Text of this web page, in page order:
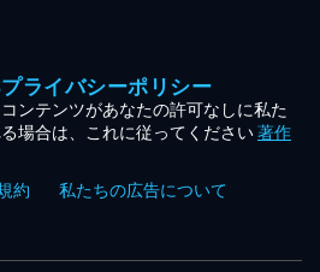
ライバシーポリシー
ンテンツがあなたの許可なしに私た
場合は、これに従ってください著作
約
私たちの広告について